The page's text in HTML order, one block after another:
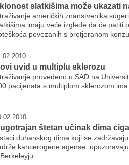
slatkišima može ukazati
američkih znanstvenika
imaju veće izglede da će patiti
povezanih s pretjeranom
uvid u multiplu sklerozu
provedeno u SAD na
pacijenata s multiplom sklerozom
štetan učinak dima
duhanskog dima koji se
kancerogene agense,